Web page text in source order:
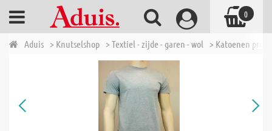
Aduis > Knutselshop > Textiel - zijde - garen - wol > Katoenen
0